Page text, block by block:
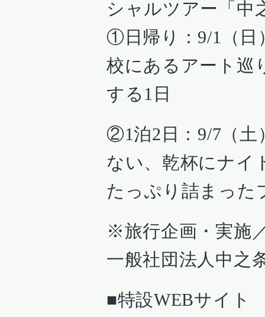
シャルツアー「中
①日帰り：9/1（日
校にあるアート巡
する1日
②1泊2日：9/7（土
ない、乾杯にナイ
たっぷり詰まった
※旅行企画・実施
一般社団法人中之
■特設WEBサイト